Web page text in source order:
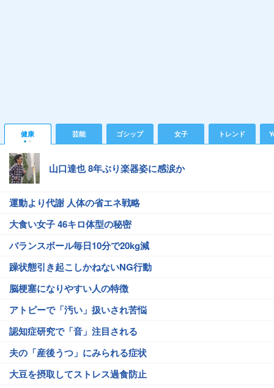
健康 芸能 ゴシップ 女子 トレンド
山口達也 8年ぶり楽器姿に感涙か
運動より代謝 人体の省エネ戦略
大食い女子 46キロ体型の秘密
バランスボール毎日10分で20kg減
躁状態引き起こしかねないNG行動
脳梗塞になりやすい人の特徴
アトピーで「汚い」扱いされ苦悩
認知症研究で「音」注目される
夫の「産後うつ」にみられる症状
大豆を摂取してストレス過食防止